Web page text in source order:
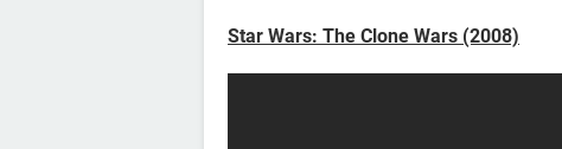
Star Wars: The Clone Wars (2008)